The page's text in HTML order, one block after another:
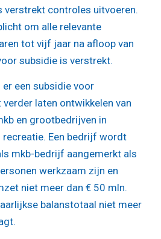
verstrekt controles uitvoeren.
om alle relevante
tot vijf jaar na afloop van
subsidie is verstrekt.
een subsidie voor
laten ontwikkelen van
en grootbedrijven in
recreatie. Een bedrijf wordt
mkb-bedrijf aangemerkt als
werkzaam zijn en
niet meer dan € 50 mln.
balanstotaal niet meer